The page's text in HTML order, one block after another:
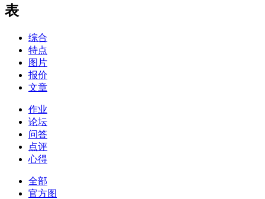
表
综合
特点
图片
报价
文章
作业
论坛
问答
点评
心得
全部
官方图